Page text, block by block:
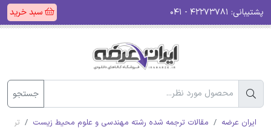
پشتیبانی: سبد خرید
جستجو
ایران عرضه مقالات ترجمه شده رشته مهندسی و علوم محیط زیست